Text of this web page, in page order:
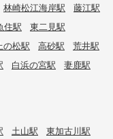
林崎松江海岸駅
藤江駅
住駅
東二見駅
の松駅 高砂駅
荒井駅
白浜の宮駅
妻鹿駅
土山駅
東加古川駅